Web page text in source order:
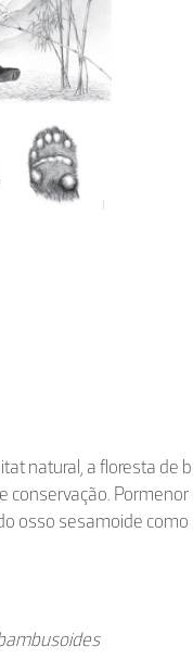
natural, a floresta de
conservação.
osso sesamoide como